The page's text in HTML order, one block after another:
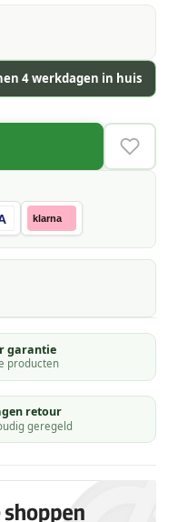
4 werkdagen in huis
klarna
garantie
producten
retour
geregeld